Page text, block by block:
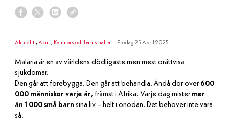
Aktuellt,Akut, Kvinnors och barns hälsa Fredag 25 April 2025
Malaria är en av världens dödligaste men mest orättvisa
sjukdomar.
Den går att förebygga. Den går att behandla. Ändå dör över 600
000 människor varje år, främst i Afrika. Varje dag mister mer
än 1 000 små barn sina liv – helt i onödan. Det behöver inte vara
så.